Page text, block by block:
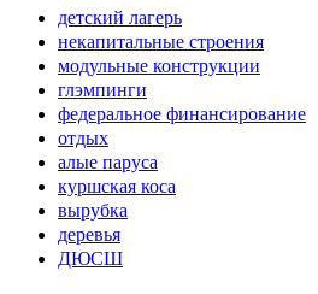
детский лагерь
некапитальные строения
модульные конструкции
глэмпинги
федеральное финансирование
отдых
алые паруса
куршская коса
вырубка
деревья
ДЮСШ